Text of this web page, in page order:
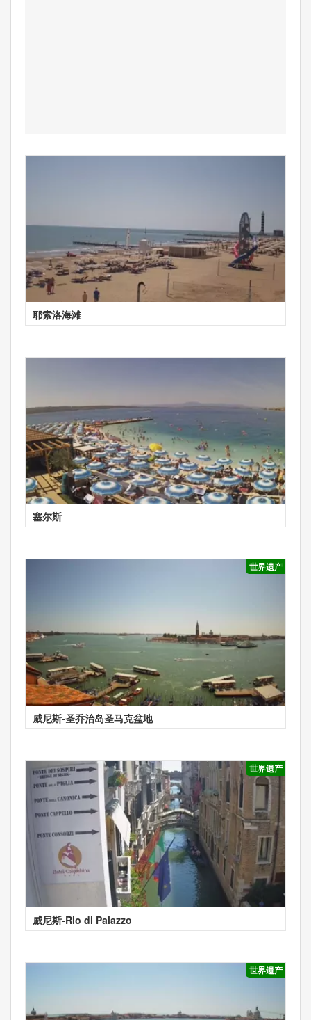
耶索洛海滩
塞尔斯
世界遗产
威尼斯-圣乔治岛圣马克盆地
世界遗产
威尼斯-Rio di Palazzo
世界遗产